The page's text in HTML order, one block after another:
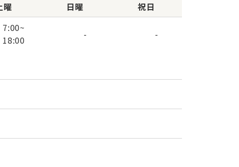
曜
7:00~
18:00
日曜
-
祝日
-